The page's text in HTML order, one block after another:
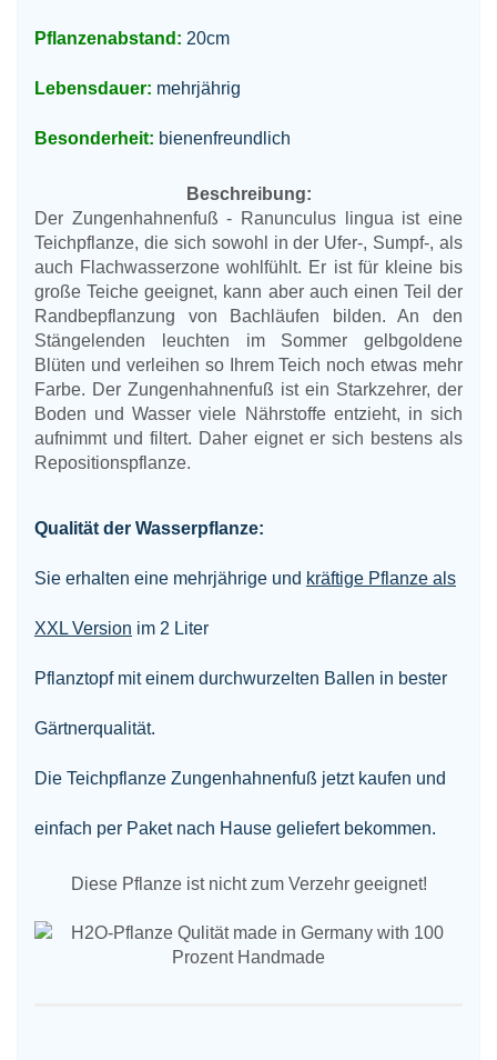
Pflanzenabstand: 20cm
Lebensdauer: mehrjährig
Besonderheit: bienenfreundlich
Beschreibung:
Der Zungenhahnenfuß - Ranunculus lingua ist eine
Teichpflanze, die sich sowohl in der Ufer-, Sumpf-, als
auch Flachwasserzone wohlfühlt. Er ist für kleine bis
große Teiche geeignet, kann aber auch einen Teil der
Randbepflanzung von Bachläufen bilden. An den
Stängelenden leuchten im Sommer gelbgoldene
Blüten und verleihen so Ihrem Teich noch etwas mehr
Farbe. Der Zungenhahnenfuß ist ein Starkzehrer, der
Boden und Wasser viele Nährstoffe entzieht, in sich
aufnimmt und filtert. Daher eignet er sich bestens als
Repositionspflanze.
Qualität der Wasserpflanze:
Sie erhalten eine mehrjährige und kräftige Pflanze als
XXL Version im 2 Liter
Pflanztopf mit einem durchwurzelten Ballen in bester
Gärtnerqualität.
Die Teichpflanze Zungenhahnenfuß jetzt kaufen und
einfach per Paket nach Hause geliefert bekommen.
Diese Pflanze ist nicht zum Verzehr geeignet!